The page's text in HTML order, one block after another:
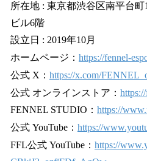
所在地 : 東京都渋谷区南平台
ビル6階
設立日 : 2019年10月
ホームページ： https://fennel-
公式 X： https://x.com/
公式 オンラインストア：
FENNEL STUDIO： https://
公式 YouTube： https://
FFL公式 YouTube： https://